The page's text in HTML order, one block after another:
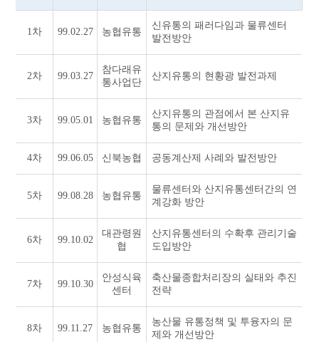
1차 99.02.27 농협유통
신유통의 패러다임과 물류센터
발전방안
2차 99.03.27
참다래유
통사업단
산지유통의 현황광 발전과제
3차 99.05.01 농협유통
산지유통의 관점에서 본 산지유
통의 문제와 개선방안
4차 99.06.05 신북농협 공동계산제 사례와 발전방안
5차 99.08.28 농협유통
물류센터와 산지유통센터간의 연
계강화 방안
6차 99.10.02
대관령원
협
산지유통센터의 수확후 관리기술
도입방안
7차 99.10.30
안성식육
센터
축산물종합처리장의 실태와 추진
전략
8차 99.11.27 농협유통
농산물 유통정책 및 투융자의 문
제와 개선방안